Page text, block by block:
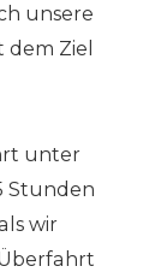
unsere
dem Ziel
unter
Stunden
wir